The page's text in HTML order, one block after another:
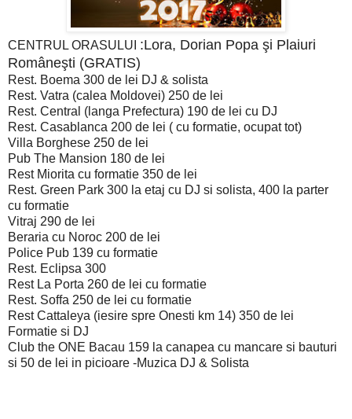
CENTRUL ORASULUI :Lora, Dorian Popa şi Plaiuri
Româneşti (GRATIS)
Rest. Boema 300 de lei DJ & solista
Rest. Vatra (calea Moldovei) 250 de lei
Rest. Central (langa Prefectura) 190 de lei cu DJ
Rest. Casablanca 200 de lei ( cu formatie, ocupat tot)
Villa Borghese 250 de lei
Pub The Mansion 180 de lei
Rest Miorita cu formatie 350 de lei
Rest. Green Park 300 la etaj cu DJ si solista, 400 la parter
cu formatie
Vitraj 290 de lei
Beraria cu Noroc 200 de lei
Police Pub 139 cu formatie
Rest. Eclipsa 300
Rest La Porta 260 de lei cu formatie
Rest. Soffa 250 de lei cu formatie
Rest Cattaleya (iesire spre Onesti km 14) 350 de lei
Formatie si DJ
Club the ONE Bacau 159 la canapea cu mancare si bauturi
si 50 de lei in picioare -Muzica DJ & Solista